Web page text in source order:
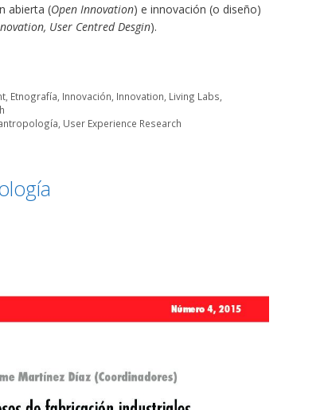
abierta (Open Innovation) e innovación (o diseño)
User Centred Desgin).
Etnografía Innovación Innovation Living Labs
User Experience Research